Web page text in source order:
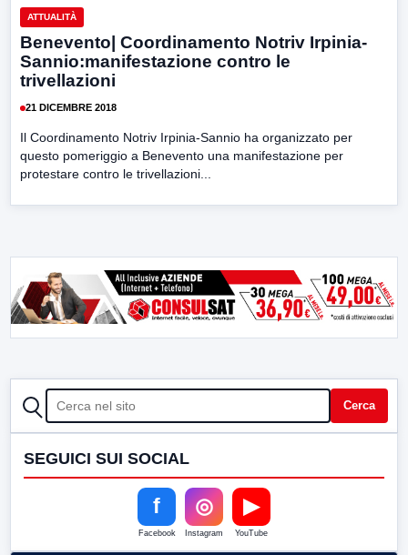
ATTUALITÀ
Benevento| Coordinamento Notriv Irpinia-
Sannio:manifestazione contro le
trivellazioni
21 DICEMBRE 2018
Il Coordinamento Notriv Irpinia-Sannio ha organizzato per
questo pomeriggio a Benevento una manifestazione per
protestare contro le trivellazioni...
CERCA Cerca
SEGUICI SUI SOCIAL
f
Facebook
◎
Instagram
▶
YouTube